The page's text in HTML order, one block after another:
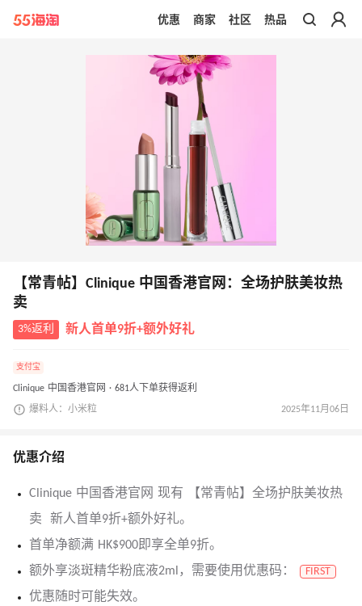
带你去官网买正品
优惠 商家 社区 热品
【常青帖】Clinique 中国香港官网：全场护肤美妆热
卖
3%返利 新人首单9折+额外好礼
支付宝
Clinique 中国香港官网 · 681人下单获得返利
爆料人：小米粒 2025年11月06日
优惠介绍
Clinique 中国香港官网 现有 【常青帖】全场护肤美妆热
卖 新人首单9折+额外好礼。
首单净额满 HK$900即享全单9折。
额外享淡斑精华粉底液2ml，需要使用优惠码：
FIRST
优惠随时可能失效。